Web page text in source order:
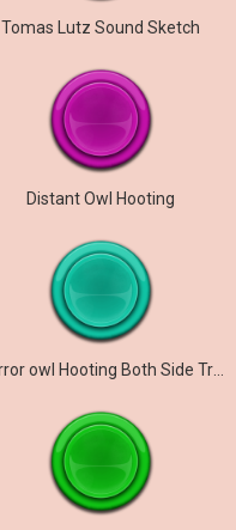
Tomas Lutz Sound Sketch
Distant Owl Hooting
Horror owl Hooting Both Side Travel